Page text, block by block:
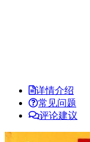
详情介绍
常见问题
评论建议